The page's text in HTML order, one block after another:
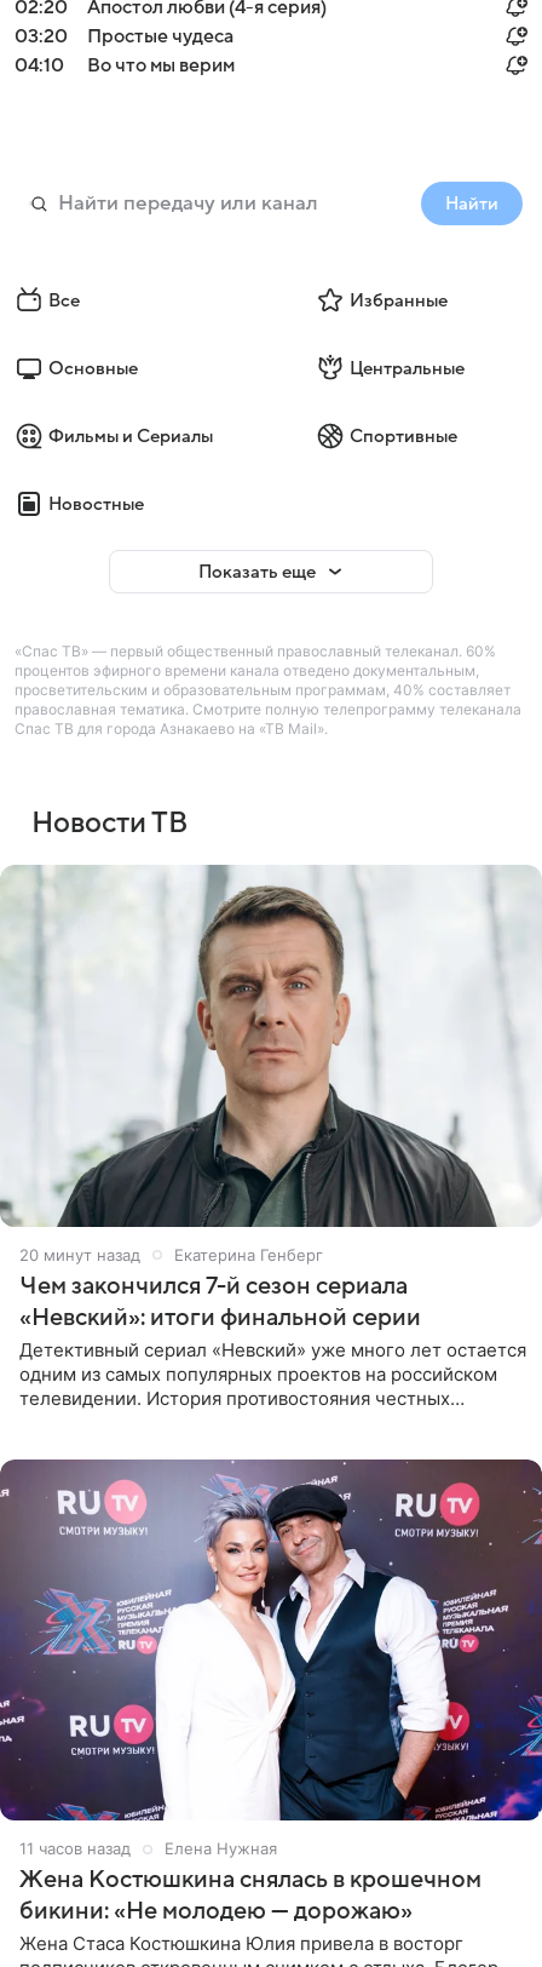
02:20
Апостол любви (4-я серия)
03:20
Простые чудеса
04:10
Во что мы верим
Найти
Все Избранные
Основные Центральные
Фильмы и Сериалы Спортивные
Новостные
Показать еще
«Спас ТВ» — первый общественный православный телеканал. 60%
процентов эфирного времени канала отведено документальным,
просветительским и образовательным программам, 40% составляет
православная тематика. Смотрите полную телепрограмму телеканала
Спас ТВ для города Азнакаево на «ТВ Mail».
Новости ТВ
20 минут назад Екатерина Генберг
Чем закончился 7-й сезон сериала
«Невский»: итоги финальной серии
Детективный сериал «Невский» уже много лет остается
одним из самых популярных проектов на российском
телевидении. История противостояния честных
11 часов назад Елена Нужная
Жена Костюшкина снялась в крошечном
бикини: «Не молодею — дорожаю»
Жена Стаса Костюшкина Юлия привела в восторг